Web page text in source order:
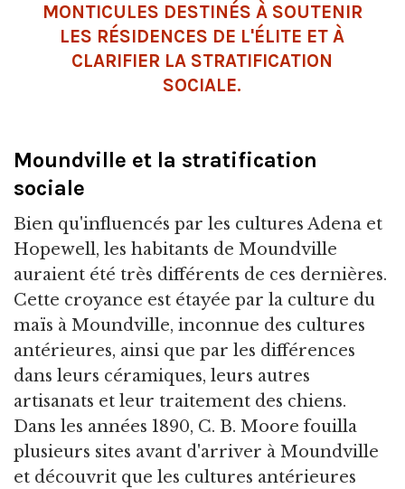
MONTICULES DESTINÉS À SOUTENIR
LES RÉSIDENCES DE L'ÉLITE ET À
CLARIFIER LA STRATIFICATION
SOCIALE.
Moundville et la stratification
sociale
Bien qu'influencés par les cultures Adena et
Hopewell, les habitants de Moundville
auraient été très différents de ces dernières.
Cette croyance est étayée par la culture du
maïs à Moundville, inconnue des cultures
antérieures, ainsi que par les différences
dans leurs céramiques, leurs autres
artisanats et leur traitement des chiens.
Dans les années 1890, C. B. Moore fouilla
plusieurs sites avant d'arriver à Moundville
et découvrit que les cultures antérieures